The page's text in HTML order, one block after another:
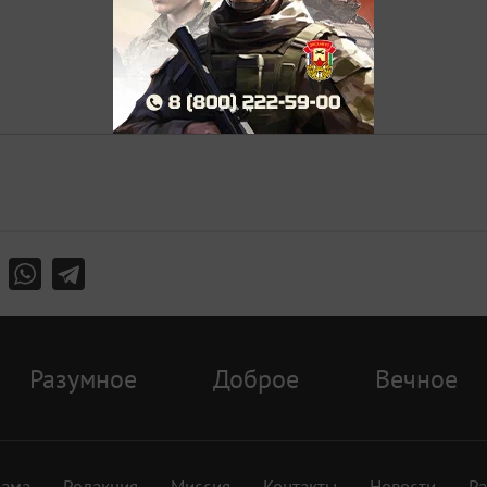
Разумное Доброе Вечное